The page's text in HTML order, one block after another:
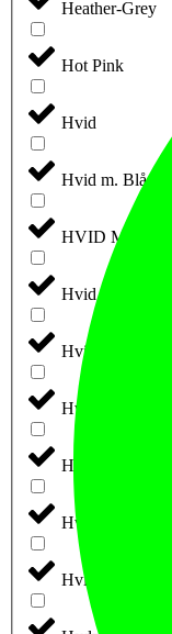
Heather-Grey
Hot Pink
Hvid
Hvid m. Blå
HVID M.
Hvid m. Rød
Hvid m. Sort
Hvid/blå
Hvid/Grøn
Hvid/Pink
Hvid/Sort